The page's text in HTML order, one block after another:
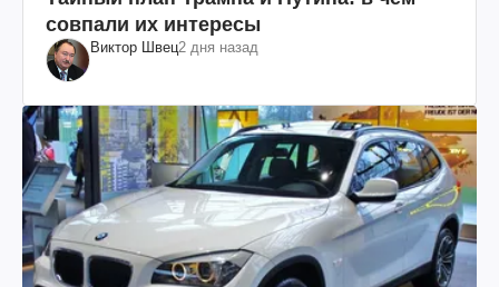
совпали их интересы
Виктор Швец2 дня назад